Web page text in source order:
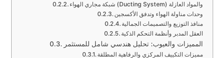
شبكة مجاري الهواء (Ducting System) والمواد العازلة
وحدات مناولة الهواء وتدفق الأكسجين
منافذ التوزيع والتصميمات الجمالية
العقل المدبر وأنظمة التحكم الذكية
المميزات والعيوب: تحليل هندسي شامل للمستثمر
مميزات التكييف المركزي والرفاهية المطلقة